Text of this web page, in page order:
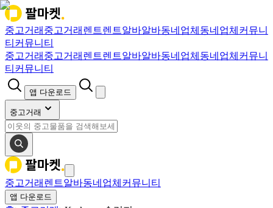
중고거래 중고거래 렌트렌트알바알바동네업체 동네업체 커뮤니
티 커뮤니티
중고거래 중고거래 렌트렌트알바알바동네업체 동네업체 커뮤니
티 커뮤니티
앱 다운로드
중고거래
중고거래 렌트알바동네업체 커뮤니티
앱 다운로드